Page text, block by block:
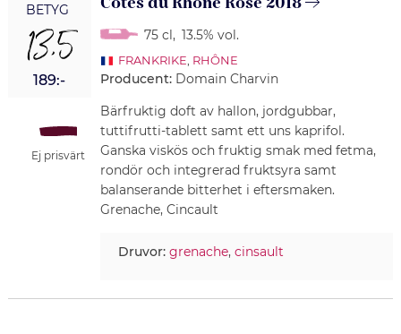
BETYG
13,5
189:-
Ej prisvärt
75 cl, 13.5% vol.
FRANKRIKE RHÔNE
Producent: Domain Charvin
Bärfruktig doft av hallon, jordgubbar,
tuttifrutti-tablett samt ett uns kaprifol.
Ganska viskös och fruktig smak med fetma,
rondör och integrerad fruktsyra samt
balanserande bitterhet i eftersmaken.
Grenache, Cincault
Druvor: grenache, cinsault